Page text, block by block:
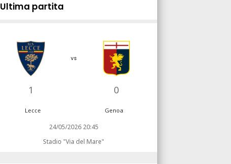
Ultima partita
1
vs
0
Lecce Genoa
24/05/2026 20:45
Stadio "Via del Mare"